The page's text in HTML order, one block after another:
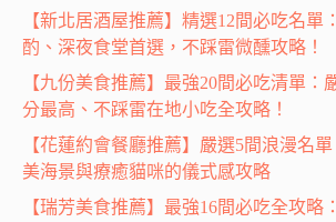
【新北居酒屋推薦】精選12間必吃名單
酌、深夜食堂首選，不踩雷微醺攻略！
【九份美食推薦】最強20間必吃清單：
分最高、不踩雷在地小吃全攻略！
【花蓮約會餐廳推薦】嚴選5間浪漫名
美海景與療癒貓咪的儀式感攻略
【瑞芳美食推薦】最強16間必吃全攻略